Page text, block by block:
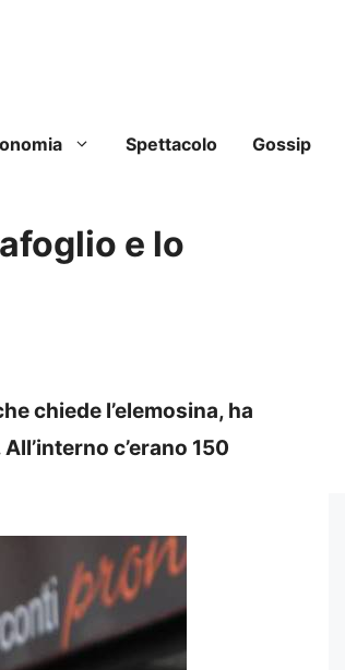
Spettacolo Gossip
e lo
chiede l’elemosina, ha
c’erano 150